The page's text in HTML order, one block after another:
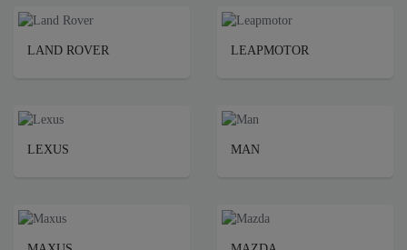
LAND ROVER LEAPMOTOR
LEXUS MAN